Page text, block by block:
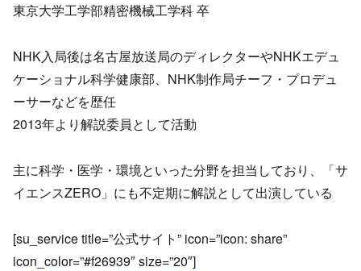
東京大学工学部精密機械工学科 卒
NHK入局後は名古屋放送局のディレクターやNHKエデュ
ケーショナル科学健康部、NHK制作局チーフ・プロデュ
ーサーなどを歴任
2013年より解説委員として活動
主に科学・医学・環境といった分野を担当しており、「サ
イエンスZERO」にも不定期に解説として出演している
[su_service title=”公式サイト” icon=”icon: share”
icon_color=”#f26939″ size=”20″]